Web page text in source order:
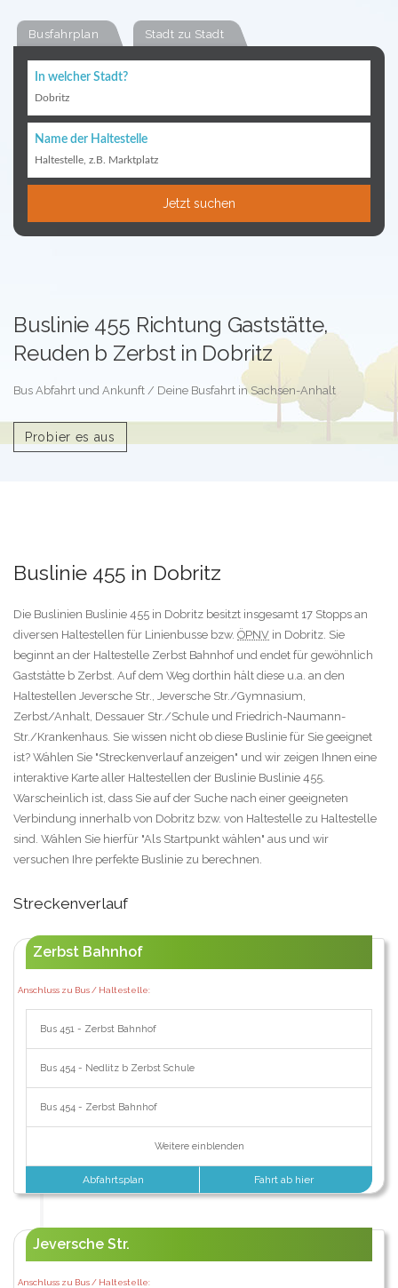
Busfahrplan Stadt zu Stadt
In welcher Stadt?
Dobritz
Name der Haltestelle
Haltestelle, z.B. Marktplatz
Jetzt suchen
Buslinie 455 Richtung Gaststätte,
Reuden b Zerbst in Dobritz
Bus Abfahrt und Ankunft / Deine Busfahrt in Sachsen-Anhalt
Probier es aus
Buslinie 455 in Dobritz
Die Buslinien Buslinie 455 in Dobritz besitzt insgesamt 17 Stopps an
diversen Haltestellen für Linienbusse bzw. ÖPNV in Dobritz. Sie
beginnt an der Haltestelle Zerbst Bahnhof und endet für gewöhnlich
Gaststätte b Zerbst. Auf dem Weg dorthin hält diese u.a. an den
Haltestellen Jeversche Str., Jeversche Str./Gymnasium,
Zerbst/Anhalt, Dessauer Str./Schule und Friedrich-Naumann-
Str./Krankenhaus. Sie wissen nicht ob diese Buslinie für Sie geeignet
ist? Wählen Sie "Streckenverlauf anzeigen" und wir zeigen Ihnen eine
interaktive Karte aller Haltestellen der Buslinie Buslinie 455.
Warscheinlich ist, dass Sie auf der Suche nach einer geeigneten
Verbindung innerhalb von Dobritz bzw. von Haltestelle zu Haltestelle
sind. Wählen Sie hierfür "Als Startpunkt wählen" aus und wir
versuchen Ihre perfekte Buslinie zu berechnen.
Streckenverlauf
Zerbst Bahnhof
Anschluss zu Bus / Haltestelle:
Bus 451 - Zerbst Bahnhof
Bus 454 - Nedlitz b Zerbst Schule
Bus 454 - Zerbst Bahnhof
Weitere einblenden
Abfahrtsplan Fahrt ab hier
Jeversche Str.
Anschluss zu Bus / Haltestelle: